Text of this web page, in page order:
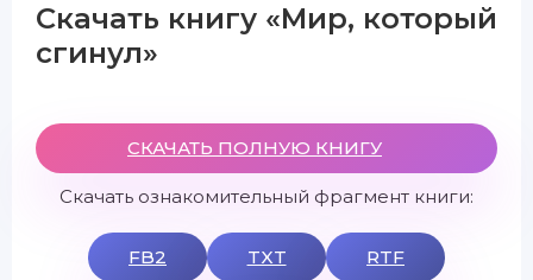
Скачать книгу «Мир, который
сгинул»
СКАЧАТЬ ПОЛНУЮ КНИГУ
Скачать ознакомительный фрагмент книги:
FB2 TXT RTF